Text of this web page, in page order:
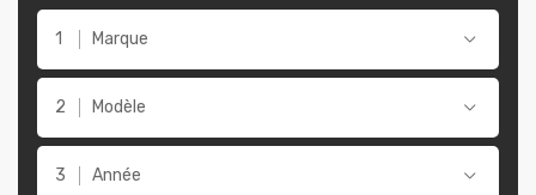
Marque
Modèle
Année